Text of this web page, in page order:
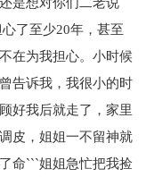
了至少20年，甚至
在为我担心。小时候
告诉我，我很小的时
好我后就走了，家里
皮，姐姐一不留神就
命```姐姐急忙把我捡